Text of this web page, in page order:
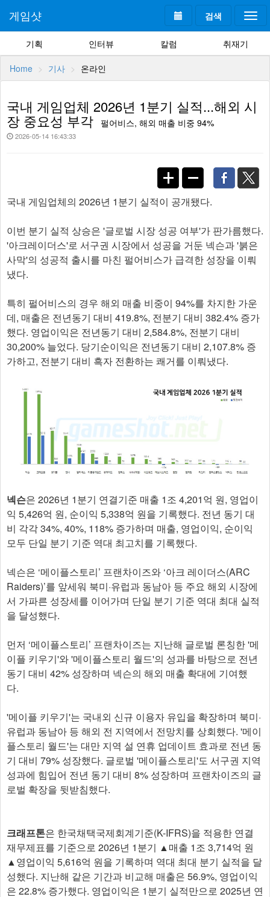
검색
게임샷
기획 인터뷰 칼럼 취재기
Home 기사 온라인
국내 게임업체 2026년 1분기 실적...해외 시
장 중요성 부각 펄어비스, 해외 매출 비중 94%
2026-05-14 16:43:33
국내 게임업체의 2026년 1분기 실적이 공개됐다.
이번 분기 실적 상승은 '글로벌 시장 성공 여부'가 판가름했다.
'아크레이더스'로 서구권 시장에서 성공을 거둔 넥슨과 '붉은
사막'의 성공적 출시를 마친 펄어비스가 급격한 성장을 이뤄
냈다.
특히 펄어비스의 경우 해외 매출 비중이 94%를 차지한 가운
데, 매출은 전년동기 대비 419.8%, 전분기 대비 382.4% 증가
했다. 영업이익은 전년동기 대비 2,584.8%, 전분기 대비
30,200% 늘었다. 당기순이익은 전년동기 대비 2,107.8% 증
가하고, 전분기 대비 흑자 전환하는 쾌거를 이뤄냈다.
넥슨은 2026년 1분기 연결기준 매출 1조 4,201억 원, 영업이
익 5,426억 원, 순이익 5,338억 원을 기록했다. 전년 동기 대
비 각각 34%, 40%, 118% 증가하며 매출, 영업이익, 순이익
모두 단일 분기 기준 역대 최고치를 기록했다.
넥슨은 ‘메이플스토리’ 프랜차이즈와 ‘아크 레이더스(ARC
Raiders)’를 앞세워 북미·유럽과 동남아 등 주요 해외 시장에
서 가파른 성장세를 이어가며 단일 분기 기준 역대 최대 실적
을 달성했다.
먼저 ‘메이플스토리’ 프랜차이즈는 지난해 글로벌 론칭한 '메
이플 키우기'와 '메이플스토리 월드'의 성과를 바탕으로 전년
동기 대비 42% 성장하며 넥슨의 해외 매출 확대에 기여했
다.
'메이플 키우기'는 국내외 신규 이용자 유입을 확장하며 북미·
유럽과 동남아 등 해외 전 지역에서 전망치를 상회했다. '메이
플스토리 월드'는 대만 지역 설 연휴 업데이트 효과로 전년 동
기 대비 79% 성장했다. 글로벌 '메이플스토리'도 서구권 지역
성과에 힘입어 전년 동기 대비 8% 성장하며 프랜차이즈의 글
로벌 확장을 뒷받침했다.
크래프톤은 한국채택국제회계기준(K-IFRS)을 적용한 연결
재무제표를 기준으로 2026년 1분기 ▲매출 1조 3,714억 원
▲영업이익 5,616억 원을 기록하며 역대 최대 분기 실적을 달
성했다. 지난해 같은 기간과 비교해 매출은 56.9%, 영업이익
은 22.8% 증가했다. 영업이익은 1분기 실적만으로 2025년 연